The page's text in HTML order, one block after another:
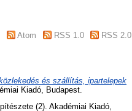
Atom RSS 1.0 RSS 2.0
és szállítás, ipartelepek
Kiadó, Budapest.
(2). Akadémiai Kiadó,